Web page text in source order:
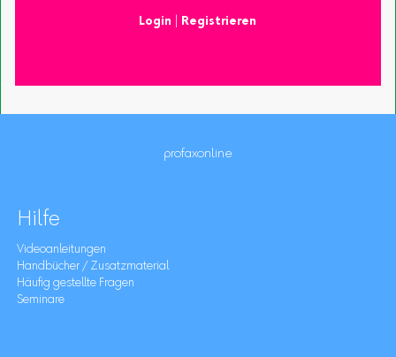
Login Registrieren
profaxonline
Hilfe
Videoanleitungen
Handbücher / Zusatzmaterial
Häufig gestellte Fragen
Seminare